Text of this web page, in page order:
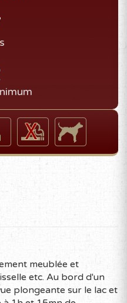
meublée et
etc. Au bord d'un
plongeante sur le lac et